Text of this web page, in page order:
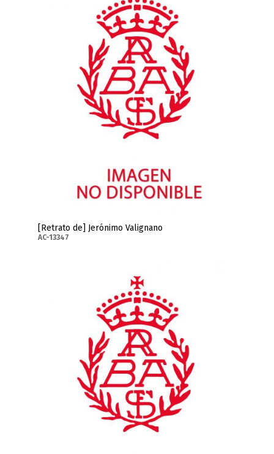
[Retrato de] Jerónimo Valignano
AC-13347